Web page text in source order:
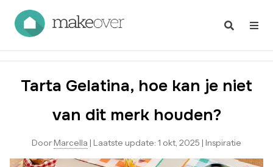
Tarta Gelatina, hoe kan je niet
van dit merk houden?
Door Marcella | Laatste update: 1 okt, 2025 | Inspiratie